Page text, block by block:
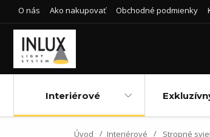
O nás Ako nakupovať Obchodné podmienky
Interiérové
Úvod Interiérové Stropné